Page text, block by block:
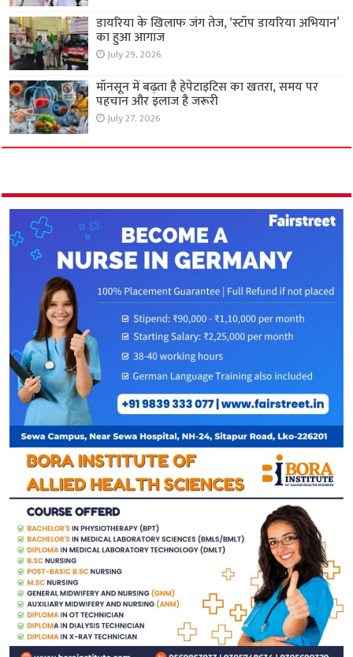
डायरिया के खिलाफ जंग तेज, ‘स्टॉप डायरिया अभियान’
का हुआ आगाज
July 29, 2026
मॉनसून में बढ़ता है हेपेटाइटिस का खतरा, समय पर
पहचान और इलाज है जरूरी
July 27, 2026